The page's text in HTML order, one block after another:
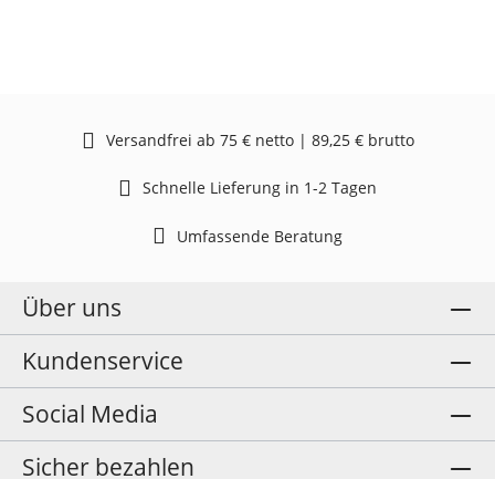
Versandfrei ab 75 € netto | 89,25 € brutto
Schnelle Lieferung in 1-2 Tagen
Umfassende Beratung
Über uns
Kundenservice
Social Media
Sicher bezahlen